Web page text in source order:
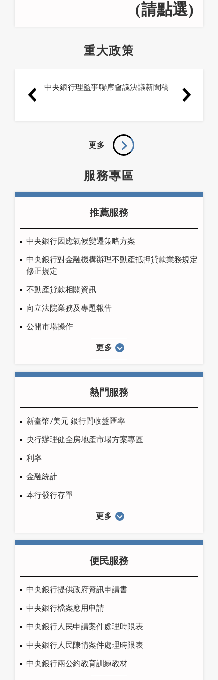
(請點選)
重大政策
中央銀行理監事聯席會議決議新聞稿
更多
服務專區
推薦服務
中央銀行因應氣候變遷策略方案
中央銀行對金融機構辦理不動產抵押貸款業務規定
修正規定
不動產貸款相關資訊
向立法院業務及專題報告
公開市場操作
更多
熱門服務
新臺幣/美元 銀行間收盤匯率
央行辦理健全房地產市場方案專區
利率
金融統計
本行發行存單
更多
便民服務
中央銀行提供政府資訊申請書
中央銀行檔案應用申請
中央銀行人民申請案件處理時限表
中央銀行人民陳情案件處理時限表
中央銀行兩公約教育訓練教材